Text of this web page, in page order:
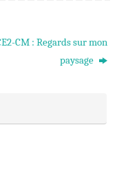
CM : Regards sur mon
paysage